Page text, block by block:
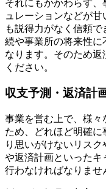
それにもかかわらず、
ュレーションなどが
も説得力がなく信頼
続や事業所の将来性に
なります。そのため返
ください。
収支予測・返済計
事業を営む上で、様
ため、どれほど明確
り 思いがけないリスク
や返済計画といった
行わなければなりませ